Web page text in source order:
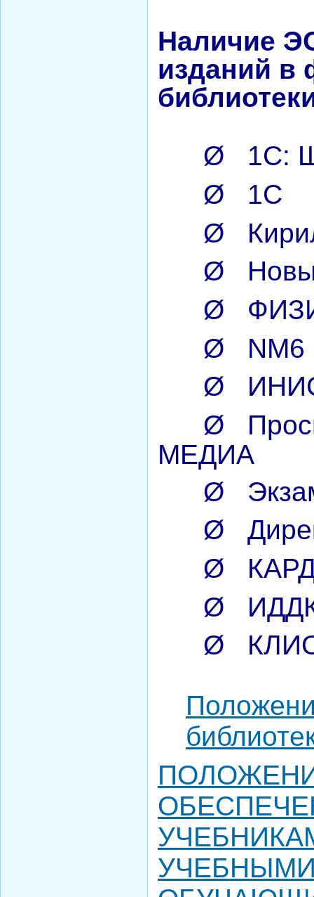
Наличие
изданий в
Ø
1С:
Ø
1С
Ø
Ø
Ø
Ø
NM6
Ø
Ø
МЕДИА
Ø
Ø
Ø
Ø
Ø